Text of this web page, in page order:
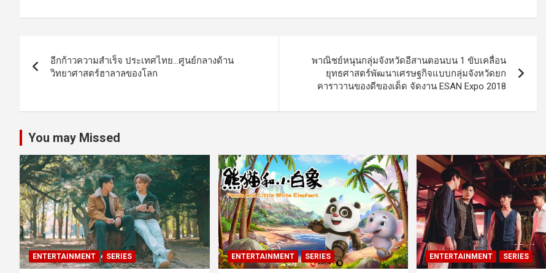
navigation
อีกก้าวความสำเร็จ ประเทศไทย…ศูนย์กลางด้าน
วิทยาศาสตร์ฮาลาลของโลก
พาณิชย์หนุนกลุ่มจังหวัดอีสานตอนบน 1 ขับเคลื่อน
ยุทธศาสตร์พัฒนาเศรษฐกิจแบบกลุ่มจังหวัดยก
คาราวานของดีของเด็ด จัดงาน ESAN Expo 2018
You may Missed
ENTERTAINMENT SERIES ENTERTAINMENT SERIES ENTERTAINMENT SERIES